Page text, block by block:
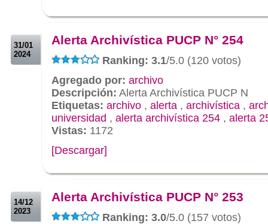
31/01
2024
Alerta Archivística PUCP N° 254
Ranking: 3.1/5.0 (120 votos)
Agregado por: archivo
Descripción: Alerta Archivística PUCP N
Etiquetas: archivo , alerta , archivística ,
universidad , alerta archivística 254 , alerta
Vistas: 1172
[Descargar]
14/12
2023
Alerta Archivística PUCP N° 253
Ranking: 3.0/5.0 (157 votos)